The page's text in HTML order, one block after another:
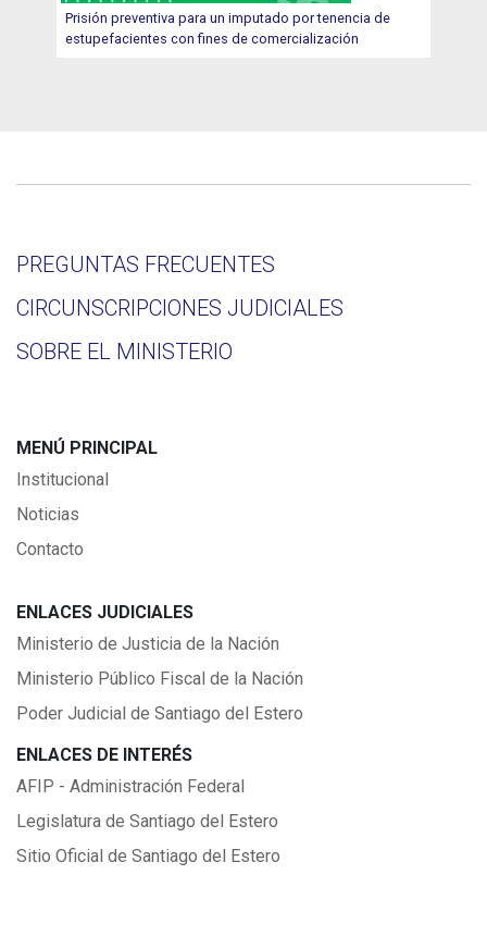
Prisión preventiva para un imputado por tenencia de
estupefacientes con fines de comercialización
PREGUNTAS FRECUENTES
CIRCUNSCRIPCIONES JUDICIALES
SOBRE EL MINISTERIO
MENÚ PRINCIPAL
Institucional
Noticias
Contacto
ENLACES JUDICIALES
Ministerio de Justicia de la Nación
Ministerio Público Fiscal de la Nación
Poder Judicial de Santiago del Estero
ENLACES DE INTERÉS
AFIP - Administración Federal
Legislatura de Santiago del Estero
Sitio Oficial de Santiago del Estero